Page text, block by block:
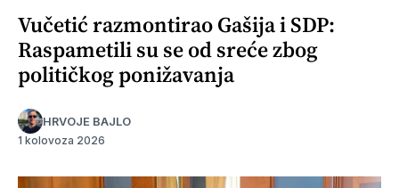
Vučetić razmontirao Gašija i SDP:
Raspametili su se od sreće zbog
političkog ponižavanja
HRVOJE BAJLO
1 kolovoza 2026